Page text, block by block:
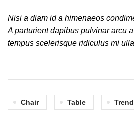
Nisi a diam id a himenaeos
A parturient dapibus pulvinar arcu
tempus scelerisque ridiculus mi
Chair Table